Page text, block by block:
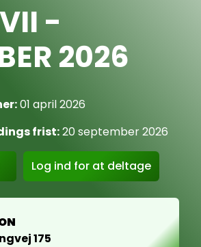
-
2026
01 april 2026
frist:20 september 2026
Log ind for at deltage
175